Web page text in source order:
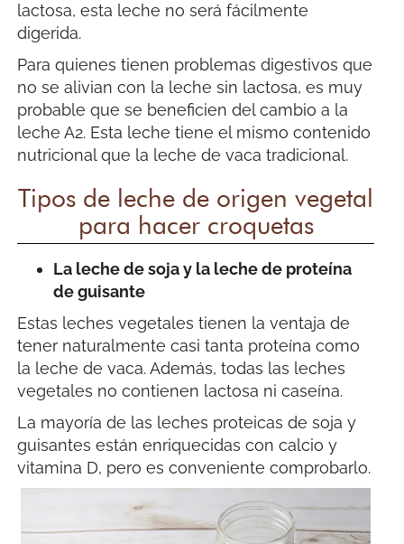
lactosa, esta leche no será fácilmente
digerida.
Para quienes tienen problemas digestivos que
no se alivian con la leche sin lactosa, es muy
probable que se beneficien del cambio a la
leche A2. Esta leche tiene el mismo contenido
nutricional que la leche de vaca tradicional.
Tipos de leche de origen vegetal
para hacer croquetas
La leche de soja y la leche de proteína
de guisante
Estas leches vegetales tienen la ventaja de
tener naturalmente casi tanta proteína como
la leche de vaca. Además, todas las leches
vegetales no contienen lactosa ni caseína.
La mayoría de las leches proteicas de soja y
guisantes están enriquecidas con calcio y
vitamina D, pero es conveniente comprobarlo.